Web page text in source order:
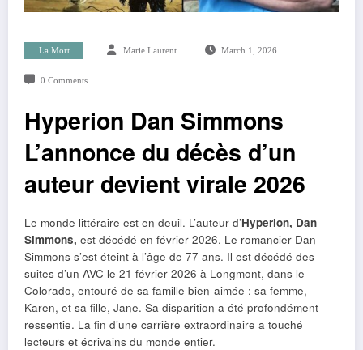
La Mort Marie Laurent March 1, 2026
0 Comments
Hyperion Dan Simmons
L’annonce du décès d’un
auteur devient virale 2026
Le monde littéraire est en deuil. L’auteur d’Hyperion, Dan
Simmons, est décédé en février 2026. Le romancier Dan
Simmons s’est éteint à l’âge de 77 ans. Il est décédé des
suites d’un AVC le 21 février 2026 à Longmont, dans le
Colorado, entouré de sa famille bien-aimée : sa femme,
Karen, et sa fille, Jane. Sa disparition a été profondément
ressentie. La fin d’une carrière extraordinaire a touché
lecteurs et écrivains du monde entier.